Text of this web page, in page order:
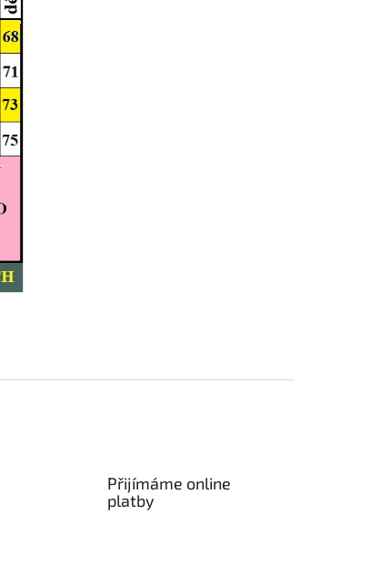
Přijímáme online
platby